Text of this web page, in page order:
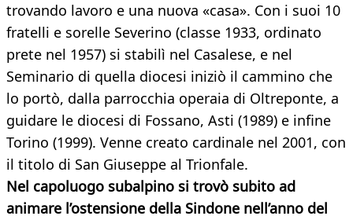
trovando lavoro e una nuova «casa». Con i suoi 10
fratelli e sorelle Severino (classe 1933, ordinato
prete nel 1957) si stabilì nel Casalese, e nel
Seminario di quella diocesi iniziò il cammino che
lo portò, dalla parrocchia operaia di Oltreponte, a
guidare le diocesi di Fossano, Asti (1989) e infine
Torino (1999). Venne creato cardinale nel 2001, con
il titolo di San Giuseppe al Trionfale.
Nel capoluogo subalpino si trovò subito ad
animare l’ostensione della Sindone nell’anno del